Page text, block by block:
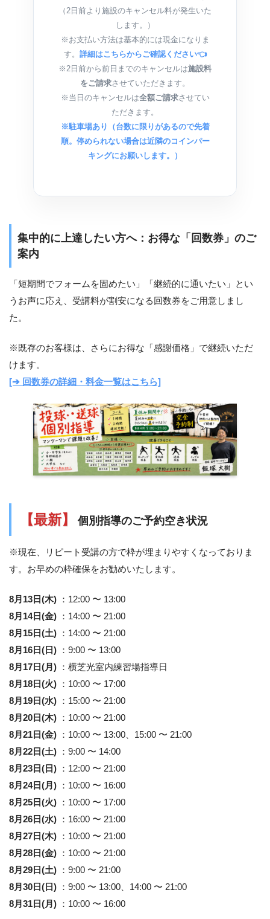
（2日前より施設のキャンセル料が発生いた
します。）
※お支払い方法は基本的には現金になりま
す。 詳細はこちらからご確認ください👈
※2日前から前日までのキャンセルは施設料
をご請求させていただきます。
※当日のキャンセルは全額ご請求させてい
ただきます。
※駐車場あり（台数に限りがあるので先着
順。停められない場合は近隣のコインパー
キングにお願いします。）
集中的に上達したい方へ：お得な「回数券」のご
案内
「短期間でフォームを固めたい」「継続的に通いたい」とい
うお声に応え、受講料が割安になる回数券をご用意しまし
た。
※既存のお客様は、さらにお得な「感謝価格」で継続いただ
けます。
[➔ 回数券の詳細・料金一覧はこちら]
【最新】 個別指導のご予約空き状況
※現在、リピート受講の方で枠が埋まりやすくなっておりま
す。お早めの枠確保をお勧めいたします。
8月13日(木)
：12:00 〜 13:00
8月14日(金)
：14:00 〜 21:00
8月15日(土)
：14:00 〜 21:00
8月16日(日)
：9:00 〜 13:00
8月17日(月)
：横芝光室内練習場指導日
8月18日(火)
：10:00 〜 17:00
8月19日(水)
：15:00 〜 21:00
8月20日(木)
：10:00 〜 21:00
8月21日(金)
：10:00 〜 13:00、15:00 〜 21:00
8月22日(土)
：9:00 〜 14:00
8月23日(日)
：12:00 〜 21:00
8月24日(月)
：10:00 〜 16:00
8月25日(火)
：10:00 〜 17:00
8月26日(水)
：16:00 〜 21:00
8月27日(木)
：10:00 〜 21:00
8月28日(金)
：10:00 〜 21:00
8月29日(土)
：9:00 〜 21:00
8月30日(日)
：9:00 〜 13:00、14:00 〜 21:00
8月31日(月)
：10:00 〜 16:00